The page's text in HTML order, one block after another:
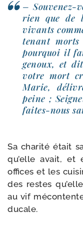
– Souvenez-​
rien que de
vivants
tenant morts
pour­quoi il
genoux, et
votre mort
Marie,
peine ;
faites-​nous
Sa cha­ri­té était
qu’elle avait, et
offices et les
des restes
au vif
ducale.